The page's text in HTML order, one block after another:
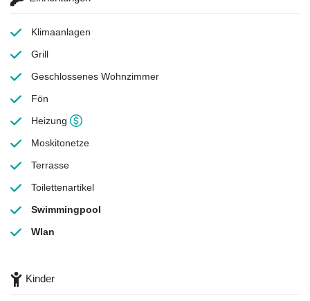
Klimaanlagen
Grill
Geschlossenes Wohnzimmer
Fön
Heizung
Moskitonetze
Terrasse
Toilettenartikel
Swimmingpool
Wlan
Kinder